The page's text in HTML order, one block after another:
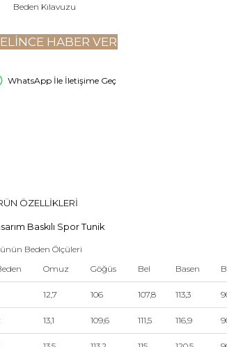
Beden Kılavuzu
HABER VER
WhatsApp İle İletişime Geç
ÖZELLIKLERI
Baskılı Spor Tunik
Beden Ölçüleri
Omuz Göğüs Bel Basen
12,7 106 107,8 113,3
13,1 109,6 111,5 116,9